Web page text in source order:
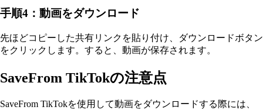
手順4：動画をダウンロード
先ほどコピーした共有リンクを貼り付け、ダウンロードボタン
をクリックします。すると、動画が保存されます。
SaveFrom TikTokの注意点
SaveFrom TikTokを使用して動画をダウンロードする際には、